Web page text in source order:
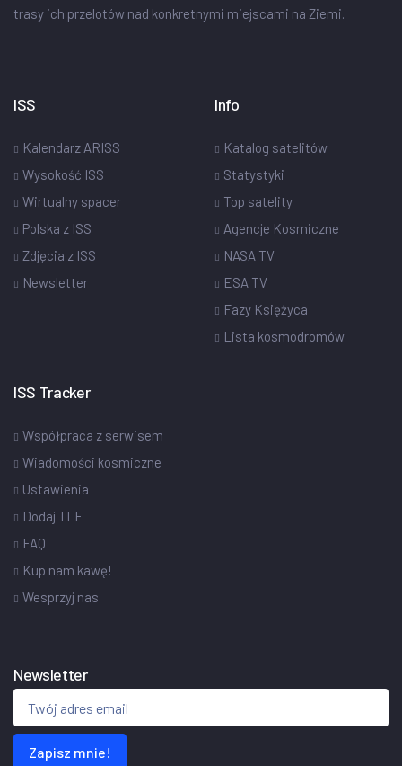
trasy ich przelotów nad konkretnymi miejscami na Ziemi.
ISS
Kalendarz ARISS
Wysokość ISS
Wirtualny spacer
Polska z ISS
Zdjęcia z ISS
Newsletter
Info
Katalog satelitów
Statystyki
Top satelity
Agencje Kosmiczne
NASA TV
ESA TV
Fazy Księżyca
Lista kosmodromów
ISS Tracker
Współpraca z serwisem
Wiadomości kosmiczne
Ustawienia
Dodaj TLE
FAQ
Kup nam kawę!
Wesprzyj nas
Newsletter
Zapisz mnie!